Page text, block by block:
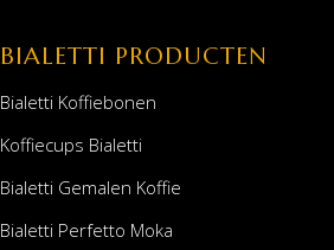
BIALETTI PRODUCTEN
Bialetti Koffiebonen
Koffiecups Bialetti
Bialetti Gemalen Koffie
Bialetti Perfetto Moka